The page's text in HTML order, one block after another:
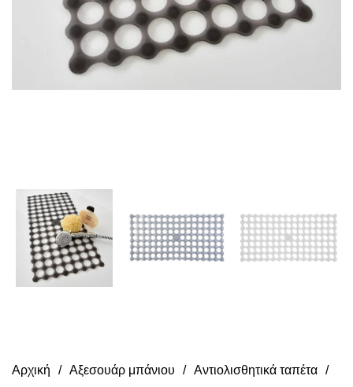
Αρχική Αξεσουάρ μπάνιου Αντιολισθητικά ταπέτα